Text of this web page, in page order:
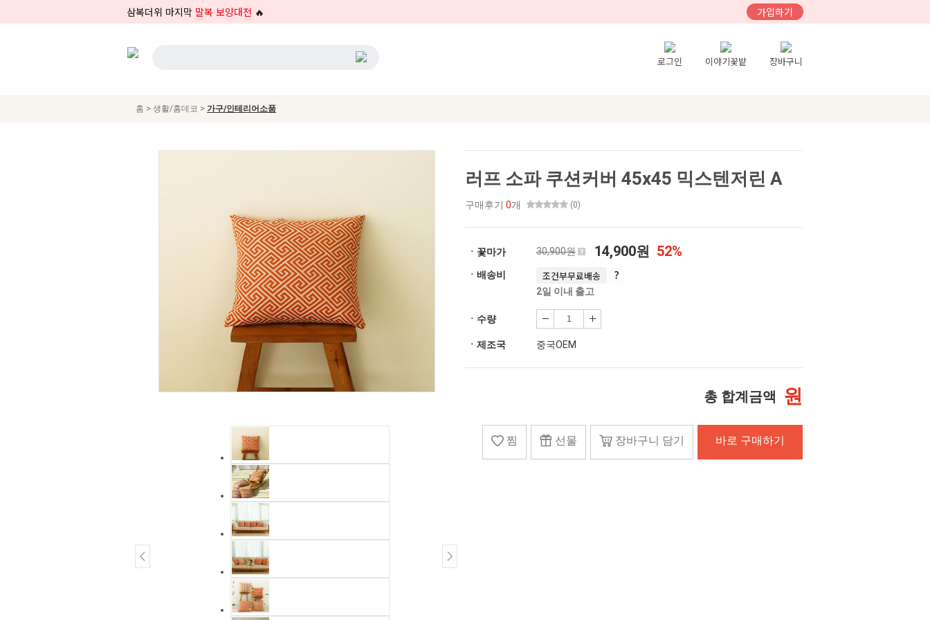
삼복더위 마지막 말복 보양대전 🔥 가입하기
로그인 이야기꽃밭 장바구니
홈 > 생활/홈데코 > 가구/인테리어소품
러프 소파 쿠션커버 45x45 믹스텐저린 A
구매후기 0개 (0)
ㆍ꽃마가 30,900원 14,900원 52%
ㆍ배송비 조건부무료배송
2일 이내 출고
ㆍ수량
ㆍ제조국 중국OEM
총 합계금액 원
찜 선물 장바구니 담기 바로 구매하기